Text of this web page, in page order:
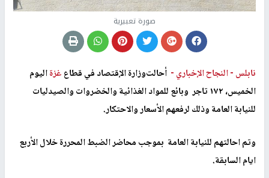
صورة تعبيرية
نابلس -النجاح الإخباري - غزةاليوم
الخميس، ١٧٢ تاجر وبائع للمواد الغذائية والخضروات والصيدليات
للنيابة العامة وذلك لرفعهم الأسعار والاحتكار.
وتم احالتهم للنيابة العامة بموجب محاضر الضبط المحررة خلال الأربع
ايام السابقة.